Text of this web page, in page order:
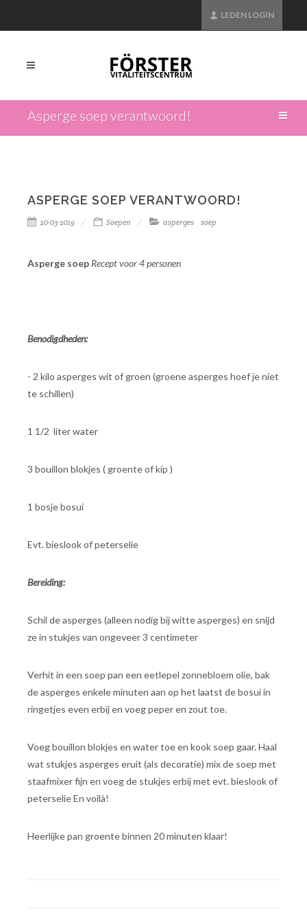
LEDEN LOGIN
Asperge soep verantwoord!
ASPERGE SOEP VERANTWOORD!
20-03-2019 Soepen asperges soep
Asperge soep Recept voor 4 personen
Benodigdheden:
- 2 kilo asperges wit of groen (groene asperges hoef je niet
te schillen)
1 1/2 liter water
3 bouillon blokjes ( groente of kip )
1 bosje bosui
Evt. bieslook of peterselie
Bereiding:
Schil de asperges (alleen nodig bij witte asperges) en snijd
ze in stukjes van ongeveer 3 centimeter
Verhit in een soep pan een eetlepel zonnebloem olie, bak
de asperges enkele minuten aan op het laatst de bosui in
ringetjes even erbij en voeg peper en zout toe.
Voeg bouillon blokjes en water toe en kook soep gaar. Haal
wat stukjes asperges eruit (als decoratie) mix de soep met
staafmixer fijn en voeg de stukjes erbij met evt. bieslook of
peterselie En voilà!
Heerlijke pan groente binnen 20 minuten klaar!